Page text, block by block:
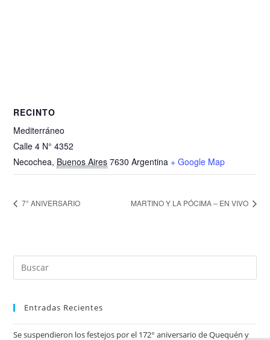
RECINTO
Mediterráneo
Calle 4 N° 4352
Necochea, Buenos Aires 7630 Argentina + Google Map
7° ANIVERSARIO MARTINO Y LA PÓCIMA – EN VIVO
Entradas Recientes
Se suspendieron los festejos por el 172° aniversario de Quequén y